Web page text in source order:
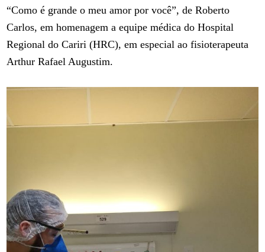
“Como é grande o meu amor por você”, de Roberto
Carlos, em homenagem a equipe médica do Hospital
Regional do Cariri (HRC), em especial ao fisioterapeuta
Arthur Rafael Augustim.